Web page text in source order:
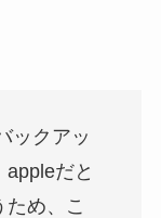
ックアッ
だと
め、こ